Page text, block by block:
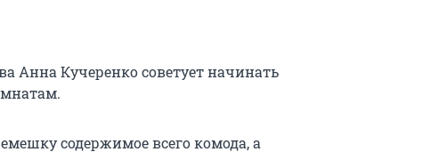
Анна Кучеренко советует начинать
содержимое всего комода, а